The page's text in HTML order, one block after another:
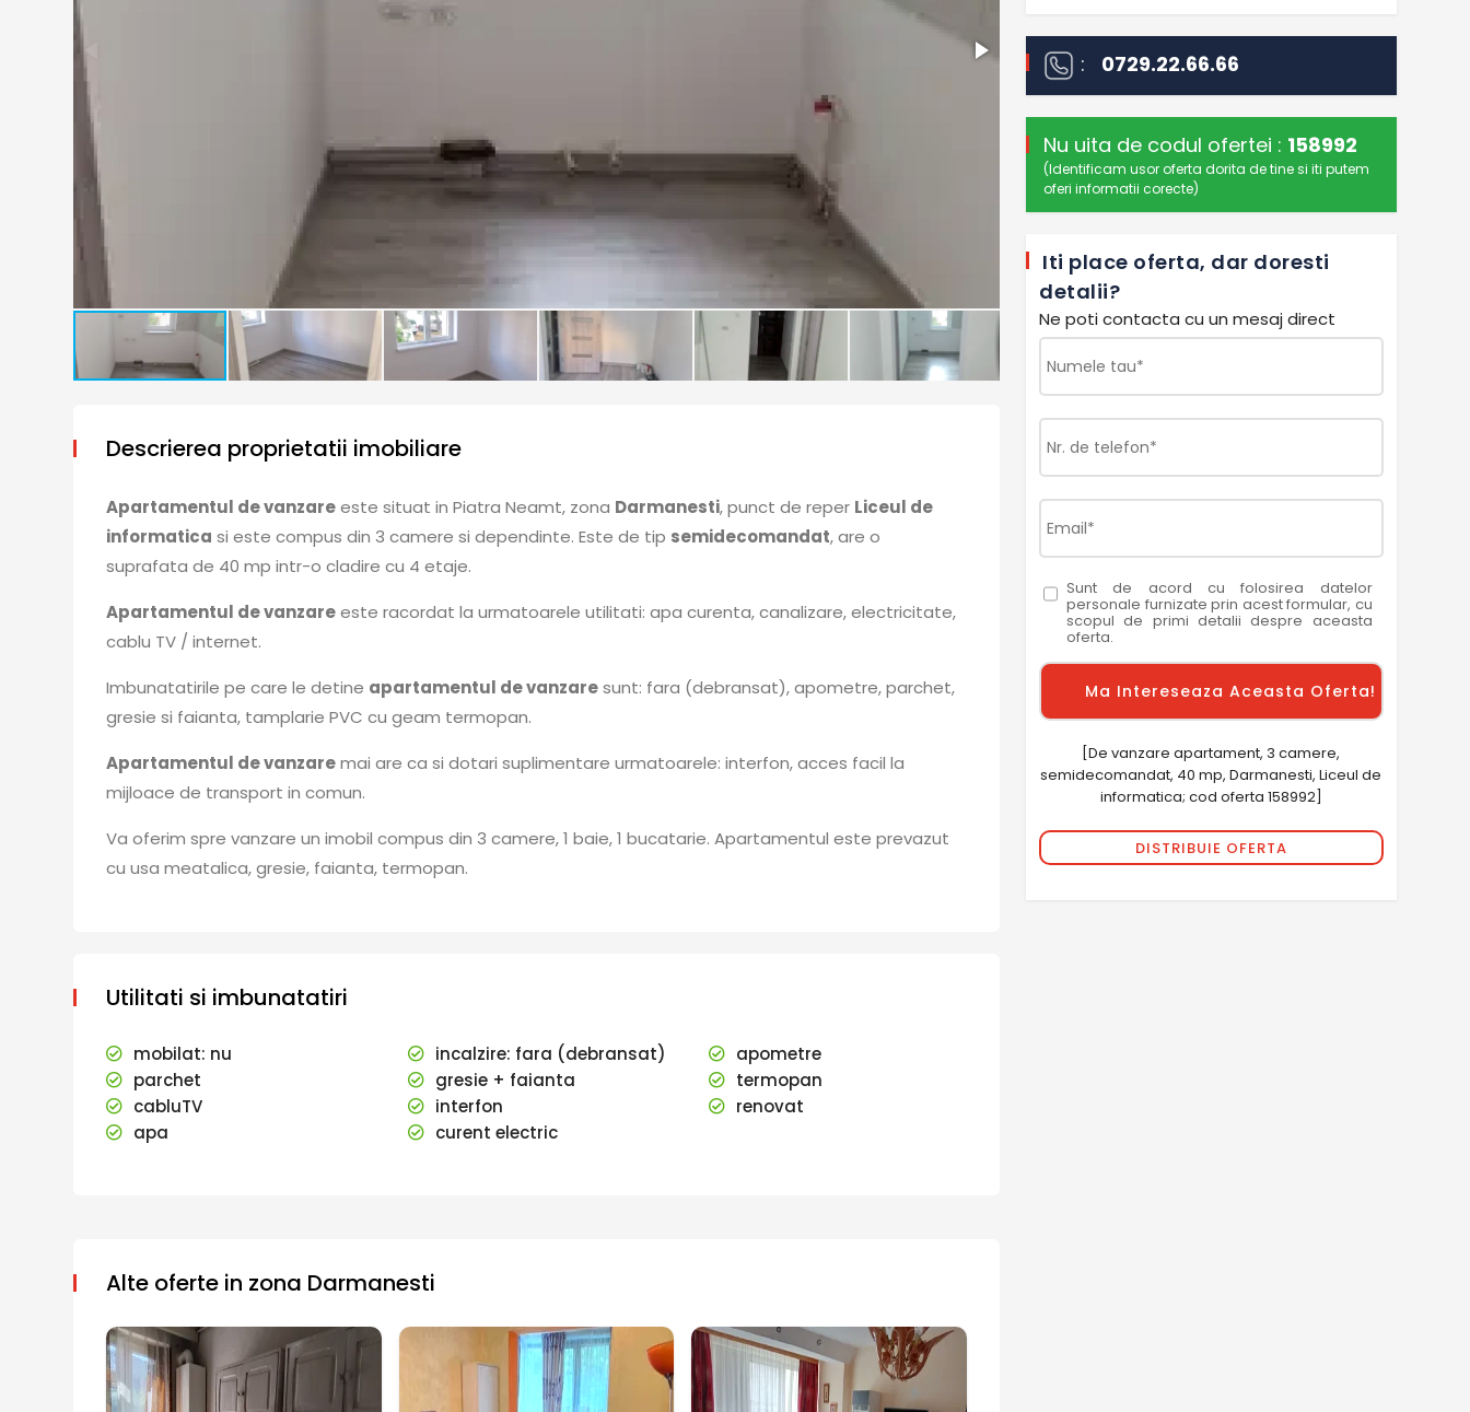
Descrierea proprietatii imobiliare
Apartamentul de vanzareeste situat in Piatra Neamt, zona Darmanesti, punct de reper Liceul de
informatica si este compus din 3 camere si dependinte. Este de tip semidecomandat, are o
suprafata de 40 mp intr-o cladire cu 4 etaje.
Apartamentul de vanzareeste racordat la urmatoarele utilitati: apa curenta, canalizare, electricitate,
cablu TV / internet.
Imbunatatirile pe care le detine apartamentul de vanzaresunt: fara (debransat), apometre, parchet,
gresie si faianta, tamplarie PVC cu geam termopan.
Apartamentul de vanzaremai are ca si dotari suplimentare urmatoarele: interfon, acces facil la
mijloace de transport in comun.
Va oferim spre vanzare un imobil compus din 3 camere, 1 baie, 1 bucatarie. Apartamentul este prevazut
cu usa meatalica, gresie, faianta, termopan.
Utilitati si imbunatatiri
mobilat: nu incalzire: fara (debransat)
apometre
parchet
gresie + faianta
termopan
cabluTV
interfon
renovat
apa
curent electric
: 0729.22.66.66
Nu uita de codul ofertei : 158992
(Identificam usor oferta dorita de tine si iti putem
oferi informatii corecte)
Iti place oferta, dar doresti
detalii?
Ne poti contacta cu un mesaj direct
Sunt de acord cu folosirea datelor
personale furnizate prin acest formular, cu
scopul de primi detalii despre aceasta
oferta.
[De vanzare apartament, 3 camere,
semidecomandat, 40 mp, Darmanesti, Liceul de
informatica; cod oferta 158992]
DISTRIBUIE OFERTA
Alte oferte in zona Darmanesti